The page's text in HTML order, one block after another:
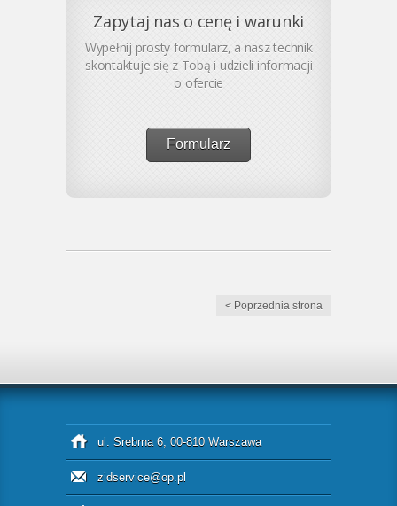
Zapytaj nas o cenę i warunki
Wypełnij prosty formularz, a nasz technik
skontaktuje się z Tobą i udzieli informacji
o ofercie
Formularz
< Poprzednia strona
ul. Srebrna 6, 00-810 Warszawa
zidservice@op.pl